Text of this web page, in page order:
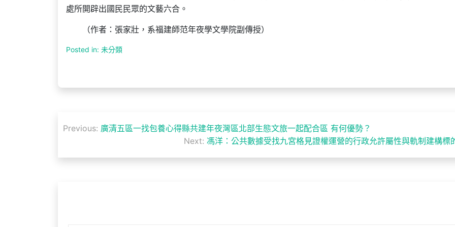
處所開辟出國民民眾的文藝六合。
（作者：張家壯，系福建師范年夜學文學院副傳授）
Posted in: 未分類
文
導
Previous: 廣清五區一找包養心得縣共建年夜灣區北部生態文旅一起配合區 有何優勢？
Next: 馮洋：公共數據受找九宮格見證權運營的行政允許屬性與軌制建構標